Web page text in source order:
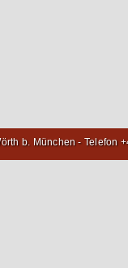
b. München - Telefon